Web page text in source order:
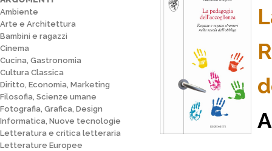
Ambiente
Arte e Architettura
Bambini e ragazzi
Cinema
Cucina, Gastronomia
Cultura Classica
Diritto, Economia, Marketing
Filosofia, Scienze umane
Fotografia, Grafica, Design
Informatica, Nuove tecnologie
Letteratura e critica letteraria
Letterature Europee